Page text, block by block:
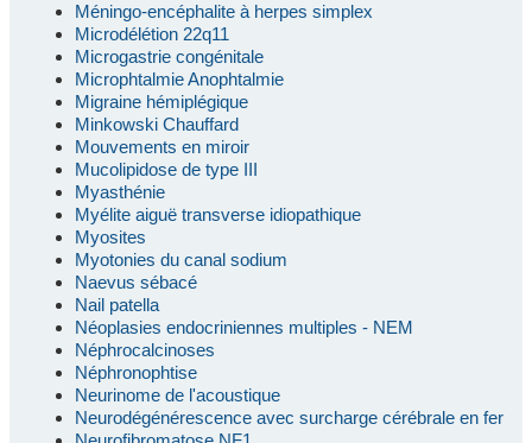
Méningo-encéphalite à herpes simplex
Microdélétion 22q11
Microgastrie congénitale
Microphtalmie Anophtalmie
Migraine hémiplégique
Minkowski Chauffard
Mouvements en miroir
Mucolipidose de type III
Myasthénie
Myélite aiguë transverse idiopathique
Myosites
Myotonies du canal sodium
Naevus sébacé
Nail patella
Néoplasies endocriniennes multiples - NEM
Néphrocalcinoses
Néphronophtise
Neurinome de l'acoustique
Neurodégénérescence avec surcharge cérébrale en fer